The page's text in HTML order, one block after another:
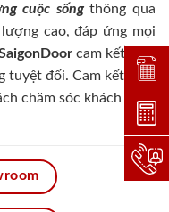
cuộc sốngthông qua
cao, đáp ứng mọi
cam kết đem
tuyệt đối. Cam kết chất
chăm sóc khách hàng
Đặt
Dự